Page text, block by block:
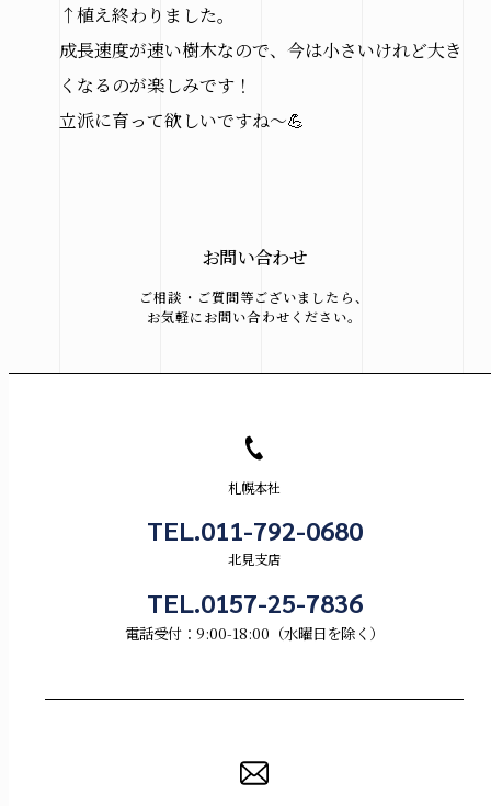
↑植え終わりました。
成長速度が速い樹木なので、今は小さいけれど大き
くなるのが楽しみです！
立派に育って欲しいですね〜💪
お問い合わせ
ご相談・ご質問等ございましたら、
お気軽にお問い合わせください。
札幌本社
TEL.011-792-0680
北見支店
TEL.0157-25-7836
電話受付：9:00-18:00（水曜日を除く）